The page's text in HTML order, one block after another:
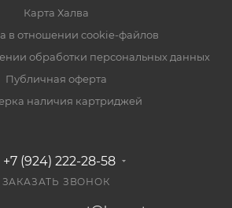
Карта Халва
в отношении cookie-файлов
обработки персональных данных
Публичная оферта
наличия картриджей
+7 (924) 222-28-58
ЗАКАЗАТЬ ЗВОНОК